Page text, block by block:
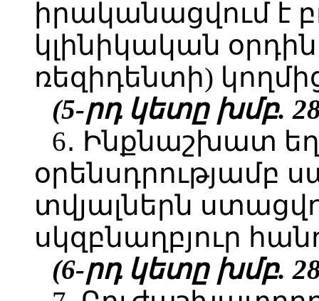
իրականացվում է
կլինիկական
ռեզիդենտի)
(5-րդ կետը խմբ.
6․ Ինքնաշխատ
օրենսդրությամբ
տվյալներն
սկզբնաղբյուր
(6-րդ կետը խմբ.